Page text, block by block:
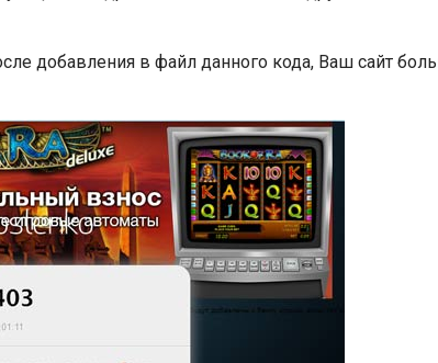
добавления в файл данного кода, Ваш сайт